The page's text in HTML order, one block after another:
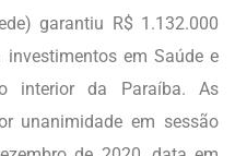
garantiu R$ 1.132.000
em Saúde e
interior da Paraíba. As
unanimidade em sessão